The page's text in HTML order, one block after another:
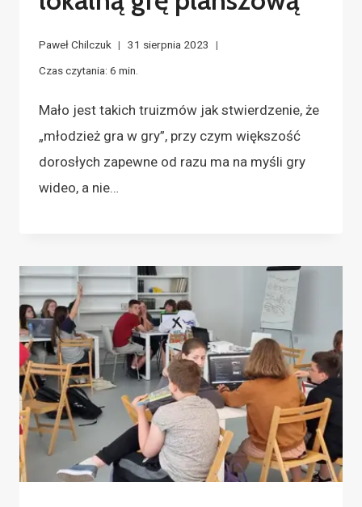
Paweł Chilczuk
31 sierpnia 2023
Czas czytania: 6 min.
Mało jest takich truizmów jak stwierdzenie, że
„młodzież gra w gry”, przy czym większość
dorosłych zapewne od razu ma na myśli gry
wideo, a nie…